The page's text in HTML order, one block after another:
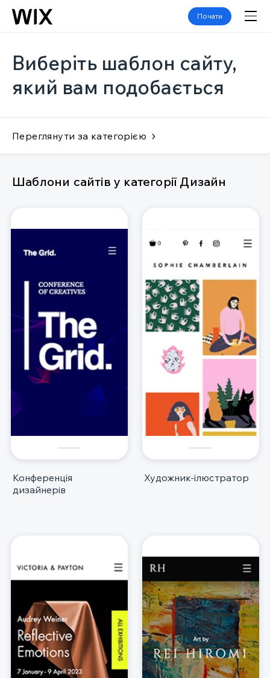
Почати
Виберіть шаблон сайту,
який вам подобається
Переглянути за категорією
Шаблони сайтів у категорії Дизайн
Конференція
дизайнерів
Художник-ілюстратор